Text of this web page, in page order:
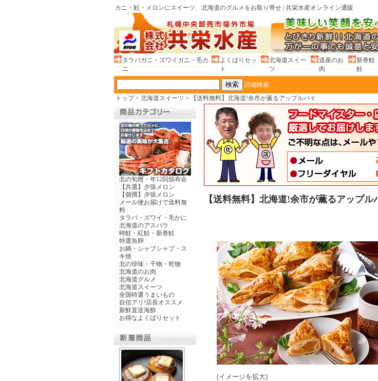
カニ・鮭・メロンにスイーツ、北海道のグルメをお取り寄せ | 共栄水産オンライン通販
タラバガニ・ズワイガニ・毛カ
ニ
よくばりセッ
ト
北海道スイー
ツ
道産のお
肉
新巻鮭
鮭
詳細検索
トップ> 北海道スイーツ > 【送料無料】北海道!余市が薫るアップルパイ
北の旬暦・年12回頒布会
【共選】夕張メロン
【個撰】夕張メロン
メール便お届けで送料無
料
タラバ・ズワイ・毛かに
北海道のアスパラ
時鮭・紅鮭・新巻鮭
特選魚卵
お鍋・シャブシャブ・ス
キ焼
北の珍味・干物・乾物
北海道のお肉
北海道グルメ
北海道スイーツ
全国特選うまいもの
自信アリ!店長オススメ
新鮮直送海鮮
お得なよくばりセット
【送料無料】北海道!余市が薫るアップル
[イメージを拡大]